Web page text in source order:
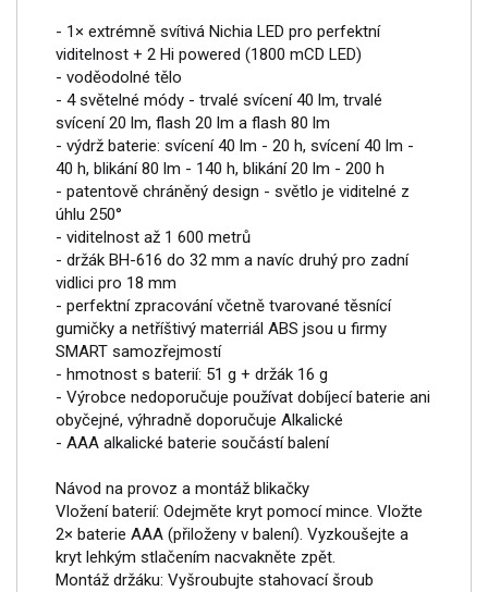
- 1× extrémně svítivá Nichia LED pro perfektní
viditelnost + 2 Hi powered (1800 mCD LED)
- voděodolné tělo
- 4 světelné módy - trvalé svícení 40 lm, trvalé
svícení 20 lm, flash 20 lm a flash 80 lm
- výdrž baterie: svícení 40 lm - 20 h, svícení 40 lm -
40 h, blikání 80 lm - 140 h, blikání 20 lm - 200 h
- patentově chráněný design - světlo je viditelné z
úhlu 250°
- viditelnost až 1 600 metrů
- držák BH-616 do 32 mm a navíc druhý pro zadní
vidlici pro 18 mm
- perfektní zpracování včetně tvarované těsnící
gumičky a netříštivý materriál ABS jsou u firmy
SMART samozřejmostí
- hmotnost s baterií: 51 g + držák 16 g
- Výrobce nedoporučuje používat dobíjecí baterie ani
obyčejné, výhradně doporučuje Alkalické
- AAA alkalické baterie součástí balení
Návod na provoz a montáž blikačky
Vložení baterií: Odejměte kryt pomocí mince. Vložte
2× baterie AAA (přiloženy v balení). Vyzkoušejte a
kryt lehkým stlačením nacvakněte zpět.
Montáž držáku: Vyšroubujte stahovací šroub